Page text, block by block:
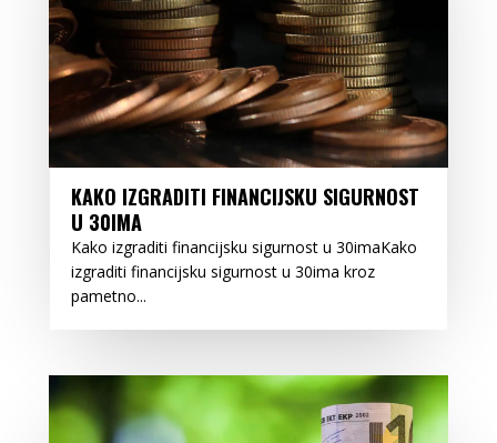
KAKO IZGRADITI FINANCIJSKU SIGURNOST
U 30IMA
Kako izgraditi financijsku sigurnost u 30imaKako
izgraditi financijsku sigurnost u 30ima kroz
pametno...